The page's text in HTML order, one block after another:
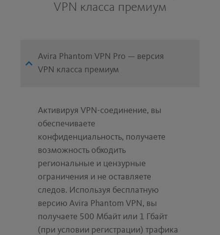
VPN класса премиум
Avira Phantom VPN Pro — версия
VPN класса премиум
Активируя VPN-соединение, вы
обеспечиваете
конфиденциальность, получаете
возможность обходить
региональные и цензурные
ограничения и не оставляете
следов. Используя бесплатную
версию Avira Phantom VPN, вы
получаете 500 Мбайт или 1 Гбайт
(при условии регистрации) трафика